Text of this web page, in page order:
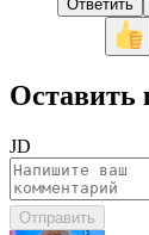
Ответить
Оставить
JD
Отправить